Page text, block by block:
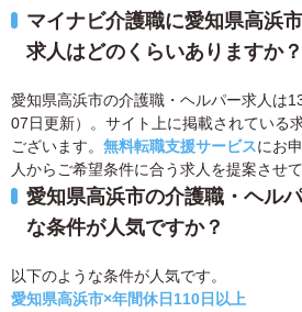
マイナビ介護職に愛知県高浜
求人はどのくらいありますか？
愛知県高浜市の介護職・ヘルパー求人は
07日更新）。サイト上に掲載されている
ございます。 無料転職支援サービスにお
人からご希望条件に合う求人を提案させ
愛知県高浜市の介護職・ヘル
な条件が人気ですか？
以下のような条件が人気です。
愛知県高浜市×年間休日110日以上